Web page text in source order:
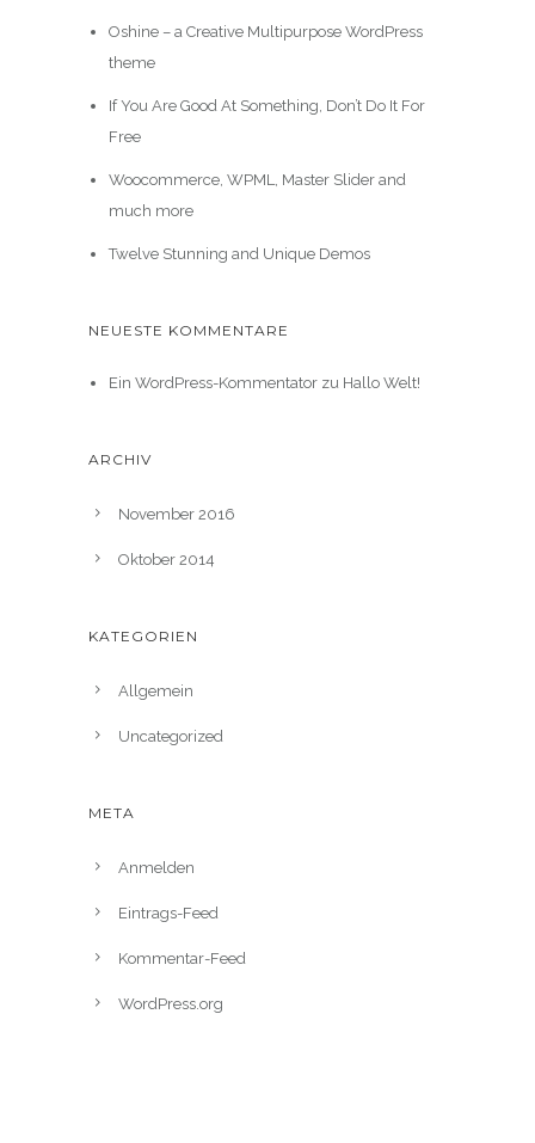
Oshine – a Creative Multipurpose WordPress
theme
If You Are Good At Something, Don’t Do It For
Free
Woocommerce, WPML, Master Slider and
much more
Twelve Stunning and Unique Demos
NEUESTE KOMMENTARE
Ein WordPress-Kommentatorzu Hallo Welt!
ARCHIV
November 2016
Oktober 2014
KATEGORIEN
Allgemein
Uncategorized
META
Anmelden
Eintrags-Feed
Kommentar-Feed
WordPress.org